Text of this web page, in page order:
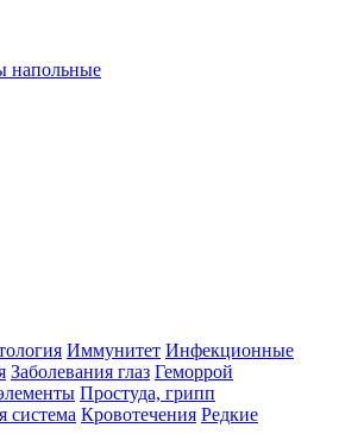
напольные
Иммунитет Инфекционные
Заболевания глаз Геморрой
Простуда, грипп
система Кровотечения Редкие